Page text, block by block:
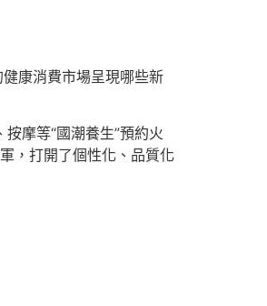
康消費市場呈現哪些新
摩等“國潮養生”預約火
，打開了個性化、品質化